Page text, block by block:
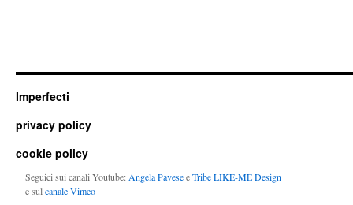
Imperfecti
privacy policy
cookie policy
Seguici sui canali Youtube: Angela PaveseeTribe LIKE-ME Design
e sulcanale Vimeo